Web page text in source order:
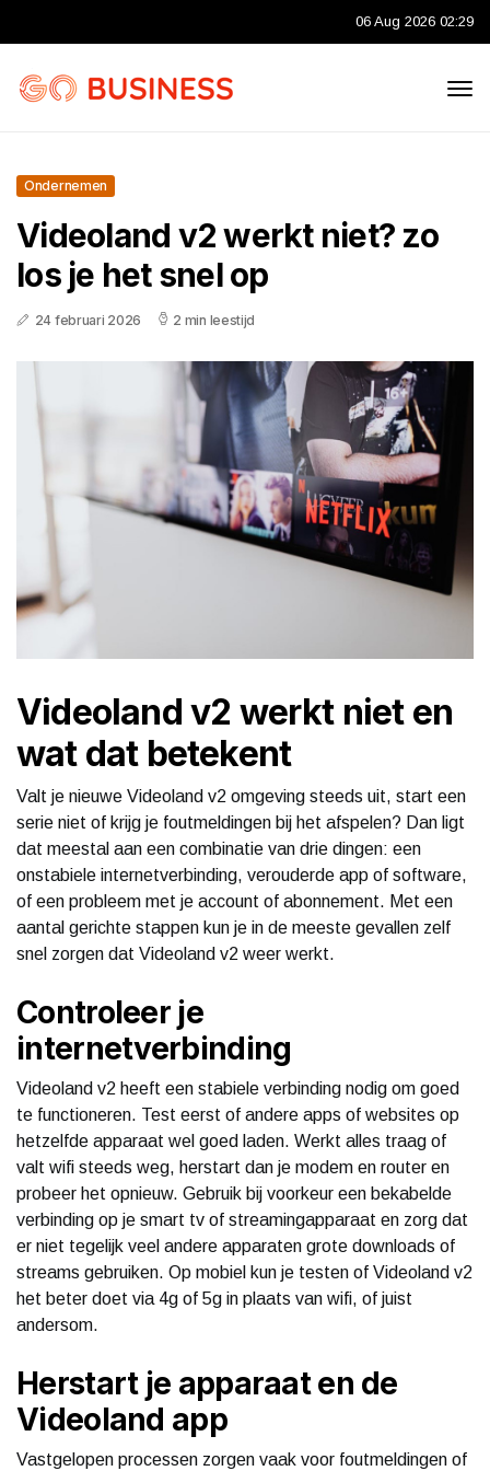
06 Aug 2026 02:29
Ondernemen
Videoland v2 werkt niet? zo
los je het snel op
24 februari 2026 2 min leestijd
Videoland v2 werkt niet en
wat dat betekent
Valt je nieuwe Videoland v2 omgeving steeds uit, start een
serie niet of krijg je foutmeldingen bij het afspelen? Dan ligt
dat meestal aan een combinatie van drie dingen: een
onstabiele internetverbinding, verouderde app of software,
of een probleem met je account of abonnement. Met een
aantal gerichte stappen kun je in de meeste gevallen zelf
snel zorgen dat Videoland v2 weer werkt.
Controleer je
internetverbinding
Videoland v2 heeft een stabiele verbinding nodig om goed
te functioneren. Test eerst of andere apps of websites op
hetzelfde apparaat wel goed laden. Werkt alles traag of
valt wifi steeds weg, herstart dan je modem en router en
probeer het opnieuw. Gebruik bij voorkeur een bekabelde
verbinding op je smart tv of streamingapparaat en zorg dat
er niet tegelijk veel andere apparaten grote downloads of
streams gebruiken. Op mobiel kun je testen of Videoland v2
het beter doet via 4g of 5g in plaats van wifi, of juist
andersom.
Herstart je apparaat en de
Videoland app
Vastgelopen processen zorgen vaak voor foutmeldingen of